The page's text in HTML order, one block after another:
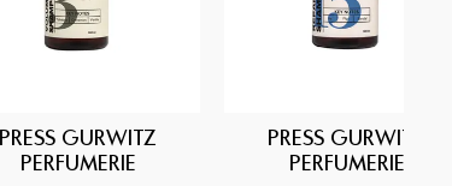
PRESS GURWITZ
PERFUMERIE
PRESS GURWITZ
PERFUMERIE